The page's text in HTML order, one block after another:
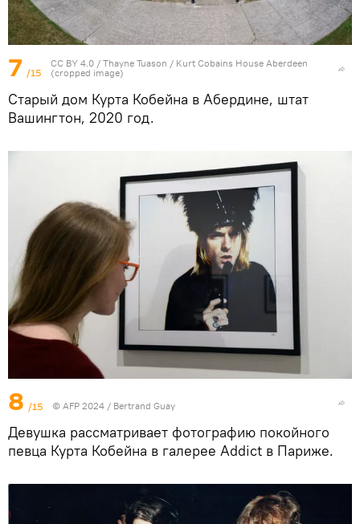
7 /15
CC BY 4.0 / Thayne Tuason / Kurt Cobains House Aberdeen
(cropped image)
Старый дом Курта Кобейна в Абердине, штат
Вашингтон, 2020 год.
8 /15 © AFP 2024 / Bertrand Guay
Девушка рассматривает фотографию покойного
певца Курта Кобейна в галерее Addict в Париже.